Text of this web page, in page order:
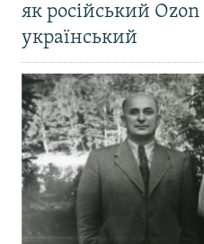
як російський
український